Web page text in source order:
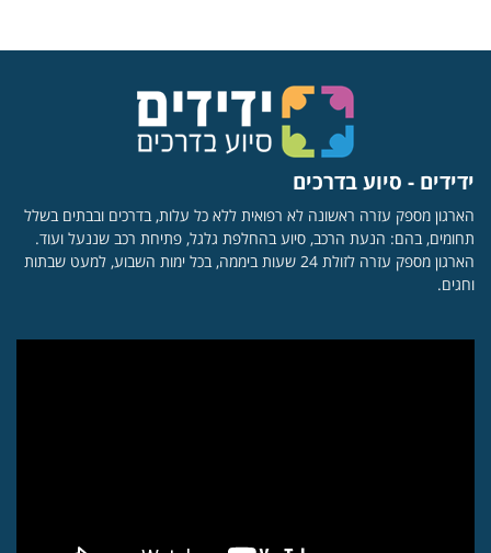
ידידים - סיוע בדרכים
הארגון מספק עזרה ראשונה לא רפואית ללא כל עלות, בדרכים ובבתים בשלל
תחומים, בהם: הנעת הרכב, סיוע בהחלפת גלגל, פתיחת רכב שננעל ועוד.
הארגון מספק עזרה לזולת 24 שעות ביממה, בכל ימות השבוע, למעט שבתות
וחגים.